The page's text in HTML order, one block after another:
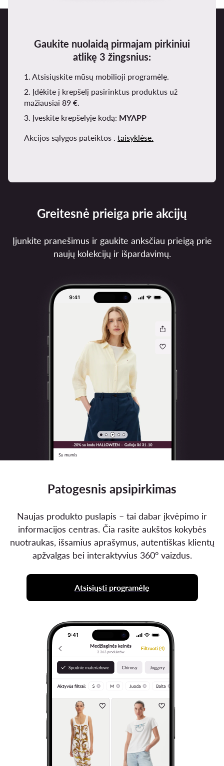
Gaukite nuolaidą pirmajam pirkiniui
atlikę 3 žingsnius:
1. Atsisiųskite mūsų mobilioji programėlę.
2. Įdėkite į krepšelį pasirinktus produktus už
mažiausiai 89 €.
3. Įveskite krepšelyje kodą: MYAPP
Akcijos sąlygos pateiktos . taisyklėse.
Greitesnė prieiga prie akcijų
Įjunkite pranešimus ir gaukite anksčiau prieigą prie
naujų kolekcijų ir išpardavimų.
Patogesnis apsipirkimas
Naujas produkto puslapis – tai dabar įkvėpimo ir
informacijos centras. Čia rasite aukštos kokybės
nuotraukas, išsamius aprašymus, autentiškas klientų
apžvalgas bei interaktyvius 360° vaizdus.
Atsisiųsti programėlę